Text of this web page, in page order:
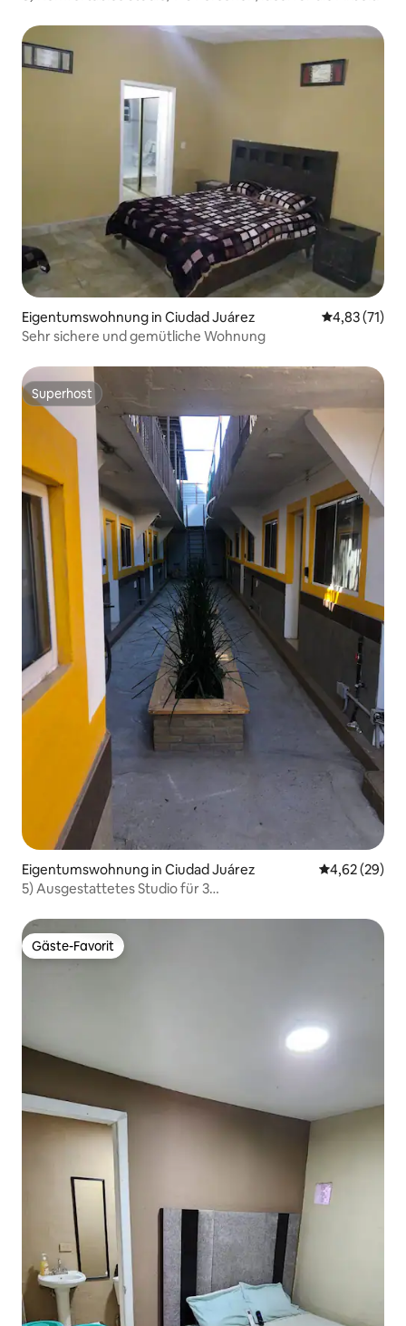
Eigentumswohnung in Ciudad Juárez
4,83 (71)
Sehr sichere und gemütliche Wohnung
Superhost
Superhost
Eigentumswohnung in Ciudad Juárez
4,62 (29)
5) Ausgestattetes Studio für 3
Gäste-Favorit
Gäste-Favorit